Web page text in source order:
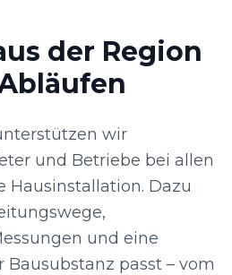
der Region
wir
und Betriebe bei allen
Hausinstallation. Dazu
und eine
passt – vom